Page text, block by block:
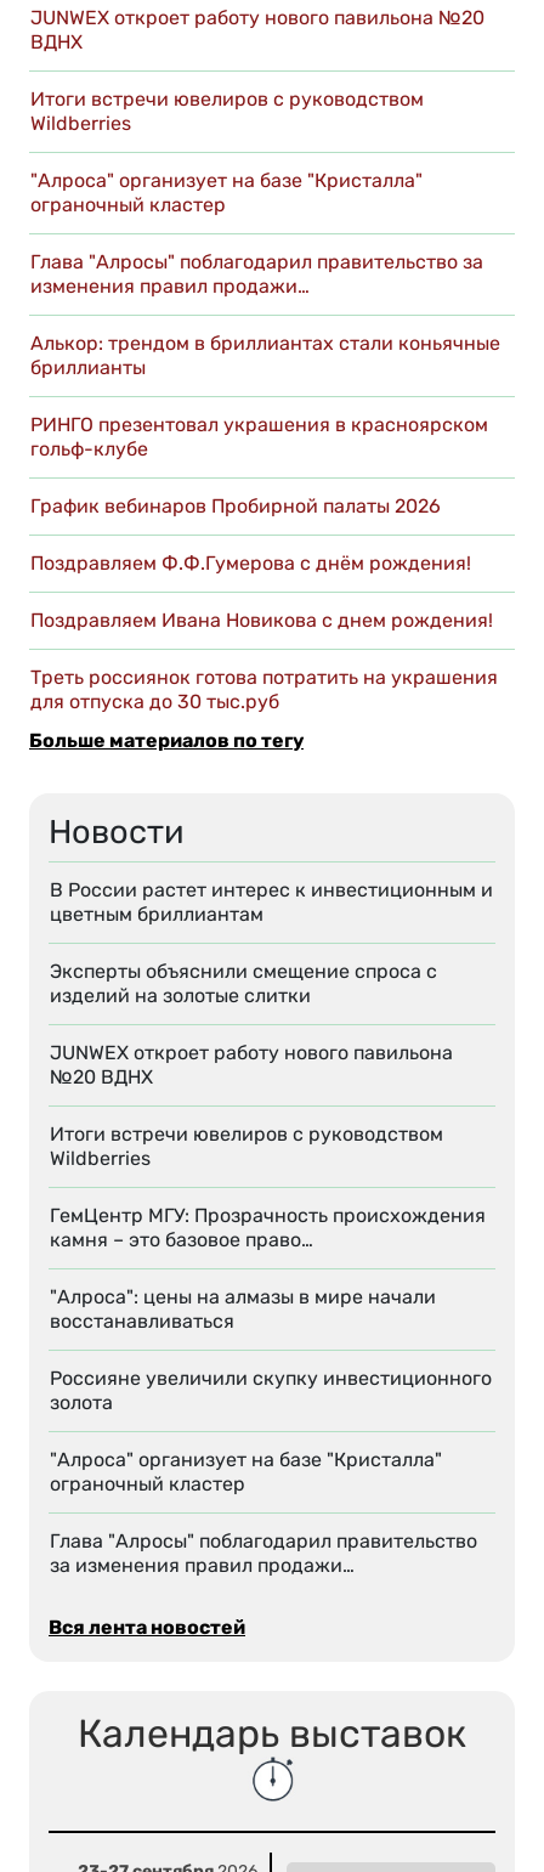
Новости
В России растет интерес к инвестиционным и
цветным бриллиантам
Эксперты объяснили смещение спроса с
изделий на золотые слитки
JUNWEX откроет работу нового павильона
№20 ВДНХ
Итоги встречи ювелиров с руководством
Wildberries
ГемЦентр МГУ: Прозрачность происхождения
камня – это базовое право…
"Алроса": цены на алмазы в мире начали
восстанавливаться
Россияне увеличили скупку инвестиционного
золота
"Алроса" организует на базе "Кристалла"
ограночный кластер
Глава "Алросы" поблагодарил правительство
за изменения правил продажи…
Вся лента новостей
JUNWEX откроет работу нового павильона №20
ВДНХ
Итоги встречи ювелиров с руководством
Wildberries
"Алроса" организует на базе "Кристалла"
ограночный кластер
Глава "Алросы" поблагодарил правительство за
изменения правил продажи…
Алькор: трендом в бриллиантах стали коньячные
бриллианты
РИНГО презентовал украшения в красноярском
гольф-клубе
График вебинаров Пробирной палаты 2026
Поздравляем Ф.Ф.Гумерова с днём рождения!
Поздравляем Ивана Новикова с днем рождения!
Треть россиянок готова потратить на украшения
для отпуска до 30 тыс.руб
Больше материалов по тегу
Календарь выставок